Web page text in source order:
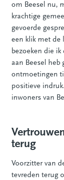
om Beesel nu,
krachtige
gevoerde
een klik met de
bezoeken die
aan Beesel heb
ontmoetingen
positieve
inwoners van
terug
Voorzitter van
tevreden terug